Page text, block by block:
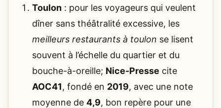
Toulon : pour les voyageurs qui veulent
dîner sans théâtralité excessive, les
meilleurs restaurants à toulon se lisent
souvent à l’échelle du quartier et du
bouche-à-oreille; Nice-Presse cite
AOC41, fondé en 2019, avec une note
moyenne de 4,9, bon repère pour une